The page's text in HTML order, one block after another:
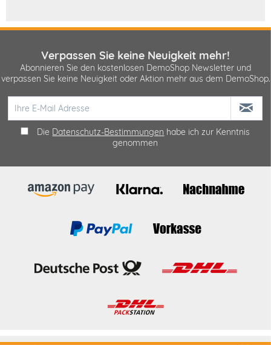
Verpassen Sie keine Neuigkeit mehr!
Abonnieren Sie den kostenlosen DemoShop Newsletter und
verpassen Sie keine Neuigkeit oder Aktion mehr aus dem DemoShop.
Die Datenschutz-Bestimmungen habe ich zur Kenntnis
genommen